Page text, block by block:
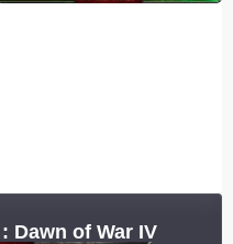
Dawn of War IV